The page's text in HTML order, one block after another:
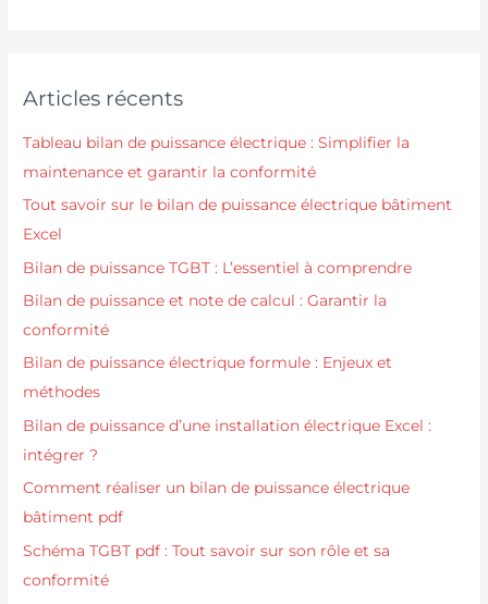
Articles récents
Tableau bilan de puissance électrique : Simplifier la
maintenance et garantir la conformité
Tout savoir sur le bilan de puissance électrique bâtiment
Excel
Bilan de puissance TGBT : L’essentiel à comprendre
Bilan de puissance et note de calcul : Garantir la
conformité
Bilan de puissance électrique formule : Enjeux et
méthodes
Bilan de puissance d’une installation électrique Excel :
intégrer ?
Comment réaliser un bilan de puissance électrique
bâtiment pdf
Schéma TGBT pdf : Tout savoir sur son rôle et sa
conformité